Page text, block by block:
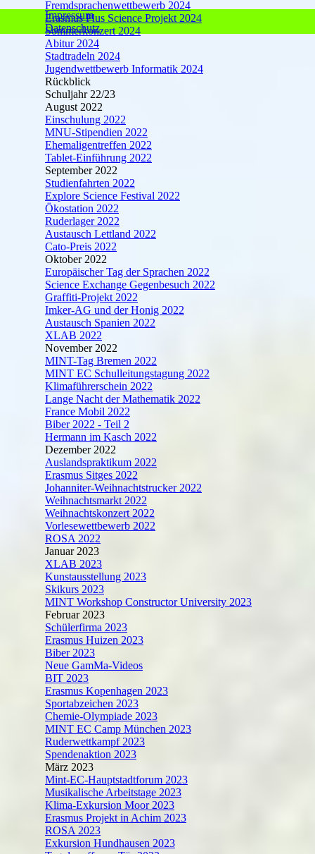
Fremdsprachenwettbewerb 2024
Erasmus Plus Science Projekt 2024
Sommerkonzert 2024
Abitur 2024
Stadtradeln 2024
Jugendwettbewerb Informatik 2024
Rückblick
Schuljahr 22/23
August 2022
Einschulung 2022
MNU-Stipendien 2022
Ehemaligentreffen 2022
Tablet-Einführung 2022
September 2022
Studienfahrten 2022
Explore Science Festival 2022
Ökostation 2022
Ruderlager 2022
Austausch Lettland 2022
Cato-Preis 2022
Oktober 2022
Europäischer Tag der Sprachen 2022
Science Exchange Gegenbesuch 2022
Graffiti-Projekt 2022
Imker-AG und der Honig 2022
Austausch Spanien 2022
XLAB 2022
November 2022
MINT-Tag Bremen 2022
MINT EC Schulleitungstagung 2022
Klimaführerschein 2022
Lange Nacht der Mathematik 2022
France Mobil 2022
Biber 2022 - Teil 2
Hermann im Kasch 2022
Dezember 2022
Auslandspraktikum 2022
Erasmus Sitges 2022
Johanniter-Weihnachtstrucker 2022
Weihnachtsmarkt 2022
Weihnachtskonzert 2022
Vorlesewettbewerb 2022
ROSA 2022
Januar 2023
XLAB 2023
Kunstausstellung 2023
Skikurs 2023
MINT Workshop Constructor University 2023
Februar 2023
Schülerfirma 2023
Erasmus Huizen 2023
Biber 2023
Neue GamMa-Videos
BIT 2023
Erasmus Kopenhagen 2023
Sportabzeichen 2023
Chemie-Olympiade 2023
MINT EC Camp München 2023
Ruderwettkampf 2023
Spendenaktion 2023
März 2023
Mint-EC-Hauptstadtforum 2023
Musikalische Arbeitstage 2023
Klima-Exkursion Moor 2023
Erasmus Projekt in Achim 2023
ROSA 2023
Exkursion Hundhausen 2023
Impressum
Datenschutz